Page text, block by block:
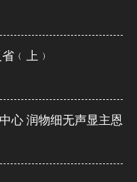
﹙上﹚
心 润物细无声显主恩